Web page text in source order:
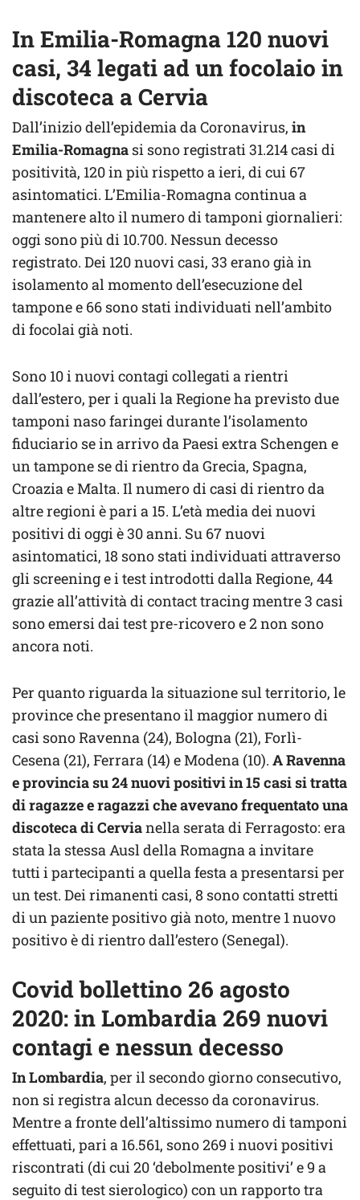
In Emilia-Romagna 120 nuovi
casi, 34 legati ad un focolaio in
discoteca a Cervia
Dall’inizio dell’epidemia da Coronavirus, in
Emilia-Romagna si sono registrati 31.214 casi di
positività, 120 in più rispetto a ieri, di cui 67
asintomatici. L’Emilia-Romagna continua a
mantenere alto il numero di tamponi giornalieri:
oggi sono più di 10.700. Nessun decesso
registrato. Dei 120 nuovi casi, 33 erano già in
isolamento al momento dell’esecuzione del
tampone e 66 sono stati individuati nell’ambito
di focolai già noti.
Sono 10 i nuovi contagi collegati a rientri
dall’estero, per i quali la Regione ha previsto due
tamponi naso faringei durante l’isolamento
fiduciario se in arrivo da Paesi extra Schengen e
un tampone se di rientro da Grecia, Spagna,
Croazia e Malta. Il numero di casi di rientro da
altre regioni è pari a 15. L’età media dei nuovi
positivi di oggi è 30 anni. Su 67 nuovi
asintomatici, 18 sono stati individuati attraverso
gli screening e i test introdotti dalla Regione, 44
grazie all’attività di contact tracing mentre 3 casi
sono emersi dai test pre-ricovero e 2 non sono
ancora noti.
Per quanto riguarda la situazione sul territorio, le
province che presentano il maggior numero di
casi sono Ravenna (24), Bologna (21), Forlì-
Cesena (21), Ferrara (14) e Modena (10). A Ravenna
e provincia su 24 nuovi positivi in 15 casi si tratta
di ragazze e ragazzi che avevano frequentato una
discoteca di Cervianella serata di Ferragosto: era
stata la stessa Ausl della Romagna a invitare
tutti i partecipanti a quella festa a presentarsi per
un test. Dei rimanenti casi, 8 sono contatti stretti
di un paziente positivo già noto, mentre 1 nuovo
positivo è di rientro dall’estero (Senegal).
Covid bollettino 26 agosto
2020: in Lombardia 269 nuovi
contagi e nessun decesso
In Lombardia, per il secondo giorno consecutivo,
non si registra alcun decesso da coronavirus.
Mentre a fronte dell’altissimo numero di tamponi
effettuati, pari a 16.561, sono 269 i nuovi positivi
riscontrati (di cui 20 ‘debolmente positivi’ e 9 a
seguito di test sierologico) con un rapporto tra